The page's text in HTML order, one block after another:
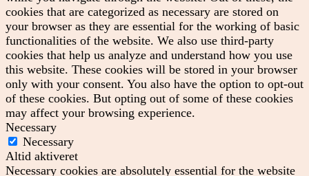
cookies that are categorized as necessary are stored on
your browser as they are essential for the working of basic
functionalities of the website. We also use third-party
cookies that help us analyze and understand how you use
this website. These cookies will be stored in your browser
only with your consent. You also have the option to opt-out
of these cookies. But opting out of some of these cookies
may affect your browsing experience.
Necessary
Necessary
Altid aktiveret
Necessary cookies are absolutely essential for the website